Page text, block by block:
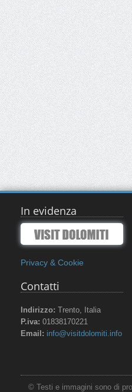
In evidenza
Privacy & Cookie
Contatti
Indirizzo: Trento, Italia
P.iva: 01838170221
Email: info@visitdolomiti.info
© Testi e immagini sono di